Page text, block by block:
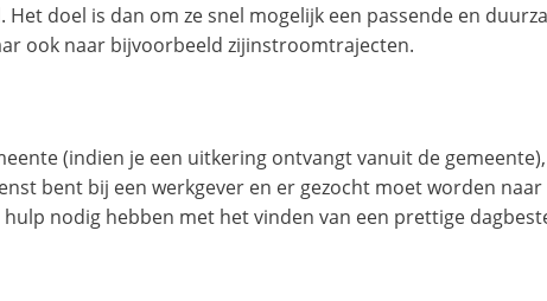
doel is dan om ze snel mogelijk een passende en
ook naar bijvoorbeeld zijinstroomtrajecten.
(indien je een uitkering ontvangt vanuit de
bent bij een werkgever en er gezocht moet worden
nodig hebben met het vinden van een prettige